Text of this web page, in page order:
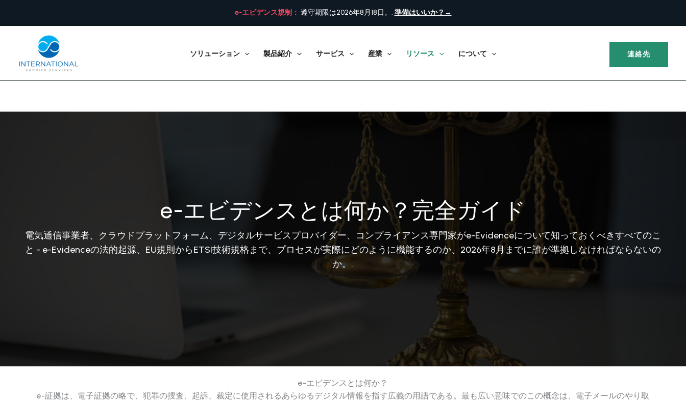
プ
e-エビデンス規制： 遵守期限は2026年8月18日。. 準備はいいか？→
ソリューション 製品紹介 サービス 産業 リソース について 連絡先
e-エビデンスとは何か？完全ガイド
電気通信事業者、クラウドプラットフォーム、デジタルサービスプロバイダー、コンプライアンス専門家がe-Evidenceについて知っておくべきすべてのこ
と - e-Evidenceの法的起源、EU規則からETSI技術規格まで、プロセスが実際にどのように機能するのか、2026年8月までに誰が準拠しなければならないの
か。.
e-エビデンスとは何か？
e-証拠は、電子証拠の略で、犯罪の捜査、起訴、裁定に使用されるあらゆるデジタル情報を指す広義の用語である。最も広い意味でのこの概念は、電子メールのやり取